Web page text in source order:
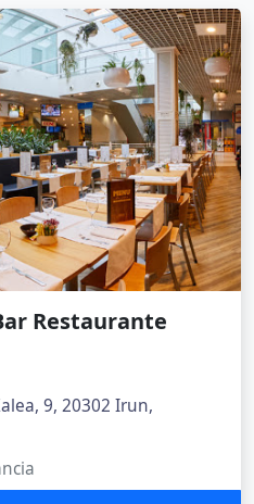
Restaurante
9, 20302 Irun,